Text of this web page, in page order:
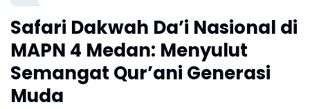
Safari Dakwah Da’i Nasional di
MAPN 4 Medan: Menyulut
Semangat Qur’ani Generasi
Muda